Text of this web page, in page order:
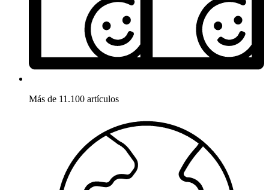
Más de 11.100 artículos